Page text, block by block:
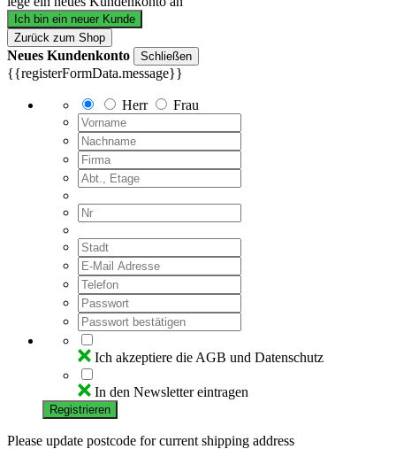
Ich bin ein neuer Kunde
Zurück zum Shop
Neues Kundenkonto Schließen
{{registerFormData.message}}
Herr Frau
Ich akzeptiere die AGB und Datenschutz
In den Newsletter eintragen
Registrieren
Please update postcode for current shipping address